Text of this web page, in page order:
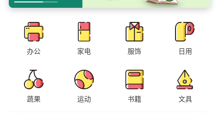
办公 家电 服饰 日用
蔬果 运动 书籍 文具